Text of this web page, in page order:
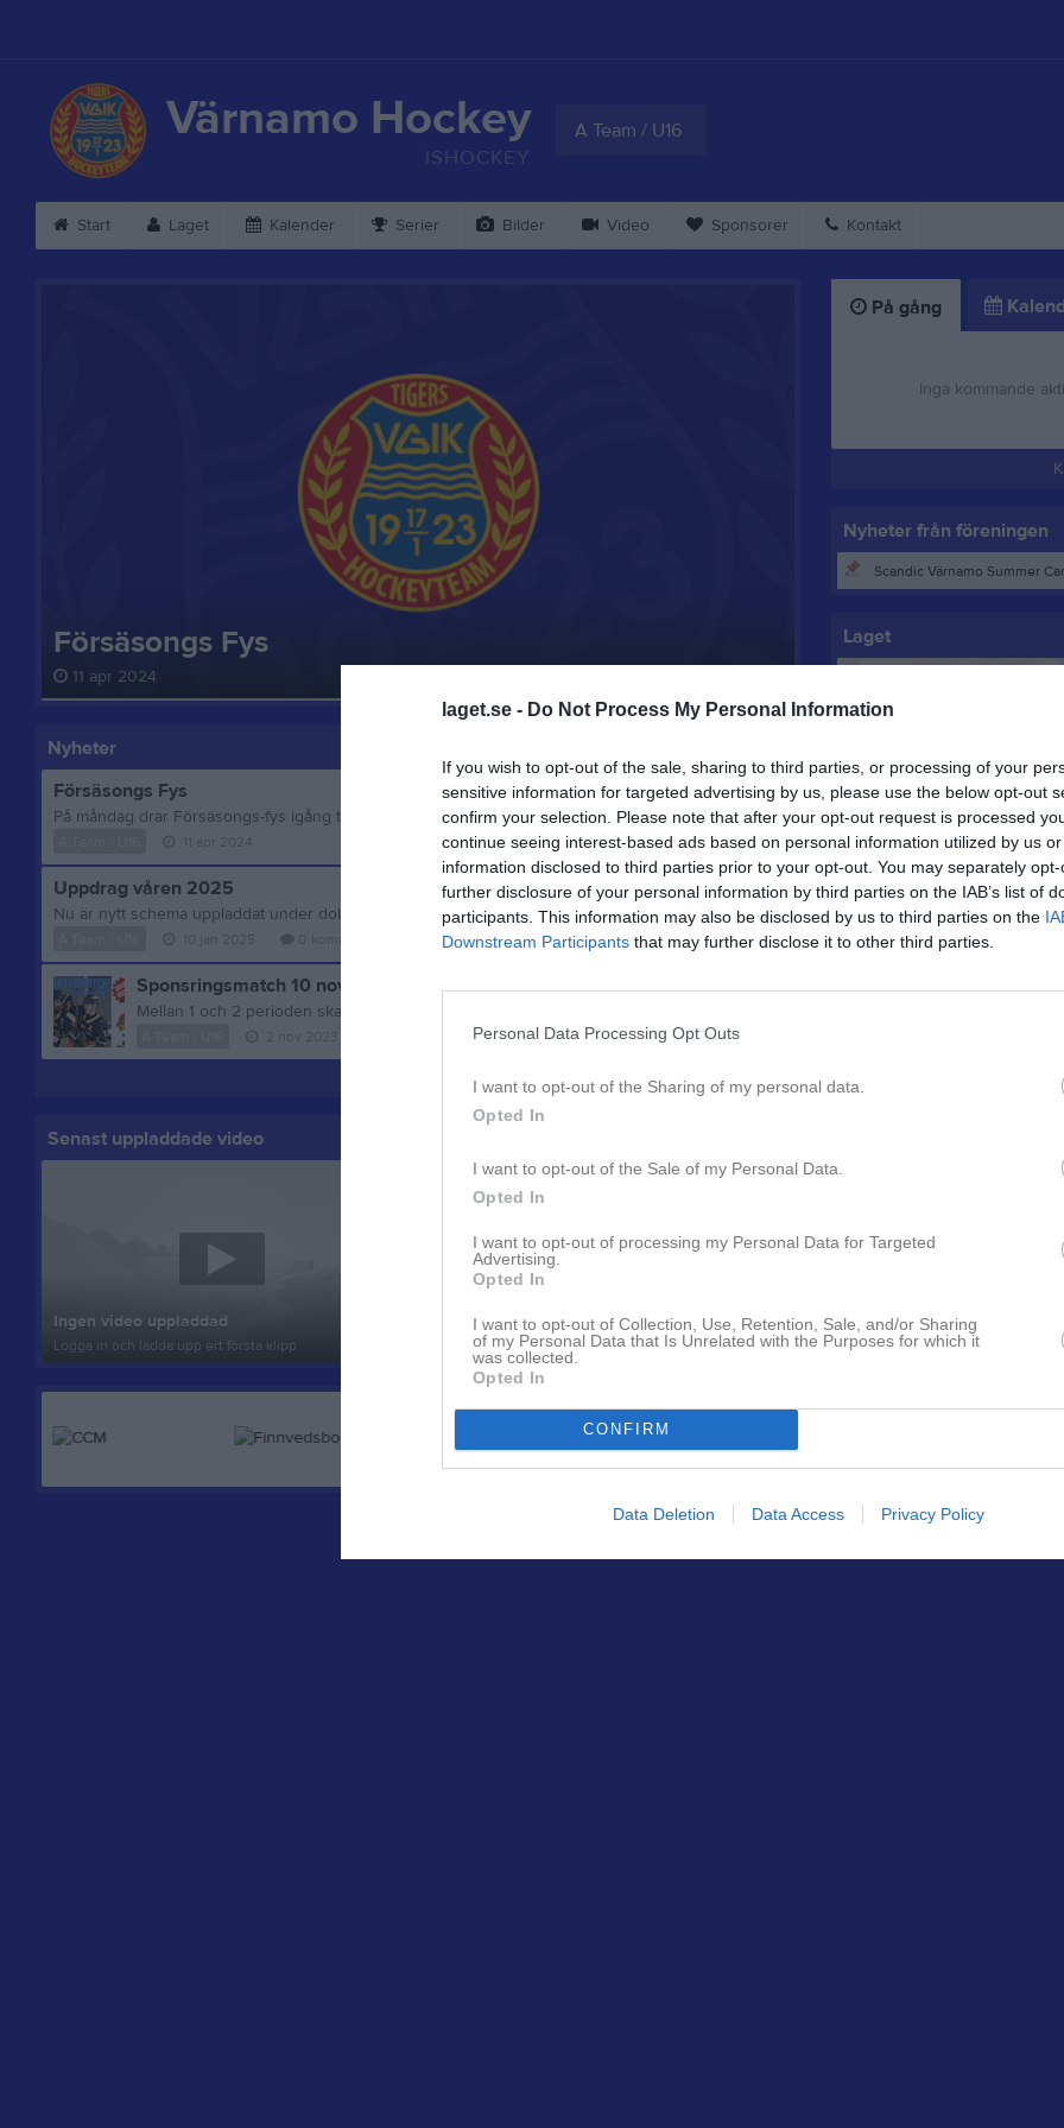
laget.se - Do Not Process My Personal Information
If you wish to opt-out of the sale, sharing to third parties, or processing of your
sensitive information for targeted advertising by us, please use the below opt-out
confirm your selection. Please note that after your opt-out request is processed
continue seeing interest-based ads based on personal information utilized by us
information disclosed to third parties prior to your opt-out. You may separately
further disclosure of your personal information by third parties on the IAB’s list of
participants. This information may also be disclosed by us to third parties on the
Downstream Participants that may further disclose it to other third parties.
Personal Data Processing Opt Outs
I want to opt-out of the Sharing of my personal data.
Opted In
I want to opt-out of the Sale of my Personal Data.
Opted In
I want to opt-out of processing my Personal Data for Targeted
Advertising.
Opted In
I want to opt-out of Collection, Use, Retention, Sale, and/or Sharing
of my Personal Data that Is Unrelated with the Purposes for which it
was collected.
Opted In
CONFIRM
Data Deletion Data Access Privacy Policy
Värnamo Hockey
ISHOCKEY
A Team / U16
Start Laget Kalender Serier Bilder Video Sponsorer Kontakt
Försäsongs Fys
11 apr 2024
Uppdrag våren
Nyheter
Försäsongs Fys
På måndag drar Försäsongs-fys igång tillsammans med J18/J20 Måndagar 17.30-19.00 och onsdagar 18.00-19.00. Samling utanför ishallen. Det kommer ej gå att byta om i onklädningsrummen så kom ombytta och ta med vattenflaska. På måndagar kör Magnus Thur och onsdagar Robert Ljungskog. Blir det några ändringar i schemat så säger vi till. Alla fyspass kommer finnas i kalendern. Vi kommer skicka ut kallelser och det är viktigt att ni svara då föreningen får LOK- stöd för alla som är med. Alla är välkomna! På måndag eller onsdag ber vi också alla 09:or att ta med alla hockeyprylar hem från U15-förrådet då det ska städas. Hockeybyxorna ska lämnas kvar och hängas upp på respektive krok på rätt nummer.
Uppdrag våren 2025
Nu är nytt schema uppladdat under dokument över de olika uppdragen i samband med våra hemmamatcher. Välmött / Ledarna
Sponsringsmatch 10 november 19:00
kommentarer
Senast uppladdade video
Ingen video uppladdad
Logga in och ladda upp ert första klipp
Logga in som administratör och skapa ert första
album
På gång
Inga kommande
Nyheter från föreningen
Scandic Värnamo Summer
Laget
Serier
Besökartoppen